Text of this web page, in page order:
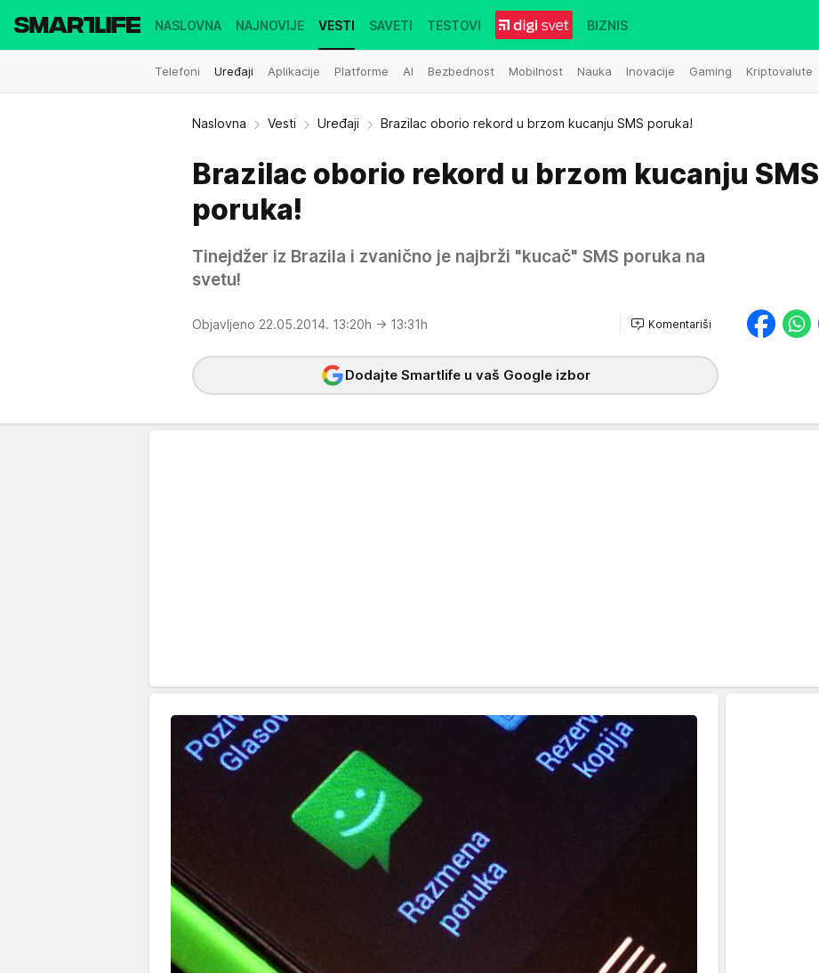
NASLOVNA NAJNOVIJE VESTI
Telefoni Uređaji Aplikacije Platforme AI Bezbednost Mobilnost Nauka Inovacije Gaming Kriptovalute
SAVETI TESTOVI BIZNIS
Naslovna Vesti Uređaji Brazilac oborio rekord u brzom kucanju SMS poruka!
Brazilac oborio rekord u brzom kucanju SMS
poruka!
Tinejdžer iz Brazila i zvanično je najbrži "kucač" SMS poruka na
svetu!
Objavljeno 22.05.2014. 13:20h → 13:31h Komentariši
Dodajte Smartlife u vaš Google izbor